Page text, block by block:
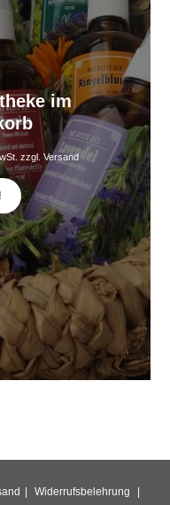
im
€.
zzgl. Versand
Widerrufsbelehrung